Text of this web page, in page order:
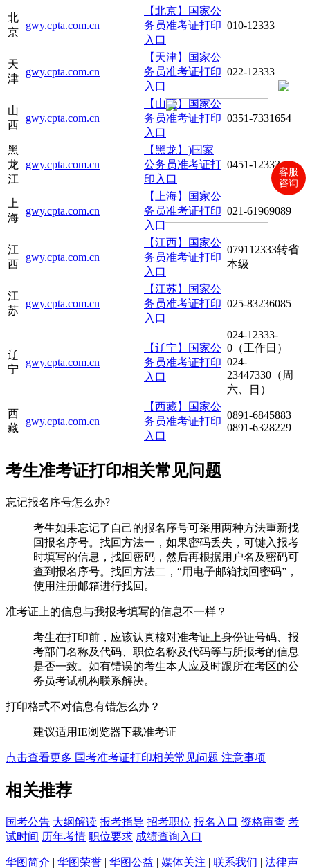
北
京
gwy.cpta.com.cn
【北京】国家公
务员准考证打印
入口
010-12333
天
津
gwy.cpta.com.cn
【天津】国家公
务员准考证打印
入口
022-12333
山
西
gwy.cpta.com.cn
【山西】国家公
务员准考证打印
入口
0351-7331654
黑
龙
江
gwy.cpta.com.cn
【黑龙】)国家
公务员准考证打
印入口
0451-12333
上
海
gwy.cpta.com.cn
【上海】国家公
务员准考证打印
入口
021-61969089
江
西
gwy.cpta.com.cn
【江西】国家公
务员准考证打印
入口
079112333转省
本级
江
苏
gwy.cpta.com.cn
【江苏】国家公
务员准考证打印
入口
025-83236085
辽
宁
gwy.cpta.com.cn
【辽宁】国家公
务员准考证打印
入口
024-12333-
0（工作日）
024-
23447330（周
六、日）
西
藏
gwy.cpta.com.cn
【西藏】国家公
务员准考证打印
入口
0891-6845883
0891-6328229
考生准考证打印相关常见问题
忘记报名序号怎么办?
考生如果忘记了自己的报名序号可采用两种方法重新找
回报名序号。找回方法一，如果密码丢失，可键入报考
时填写的信息，找回密码，然后再根据用户名及密码可
查到报名序号。找回方法二，“用电子邮箱找回密码”，
使用注册邮箱进行找回。
准考证上的信息与我报考填写的信息不一样？
考生在打印前，应该认真核对准考证上身份证号码、报
考部门名称及代码、职位名称及代码等与所报考的信息
是否一致。如有错误的考生本人应及时跟所在考区的公
务员考试机构联系解决。
打印格式不对信息有错怎么办？
建议适用IE浏览器下载准考证
点击查看更多 国考准考证打印相关常见问题 注意事项
相关推荐
国考公告 大纲解读 报考指导 招考职位 报名入口 资格审查 考
试时间 历年考情 职位要求 成绩查询入口
华图简介 | 华图荣誉 | 华图公益 | 媒体关注 | 联系我们 | 法律声
客服
咨询